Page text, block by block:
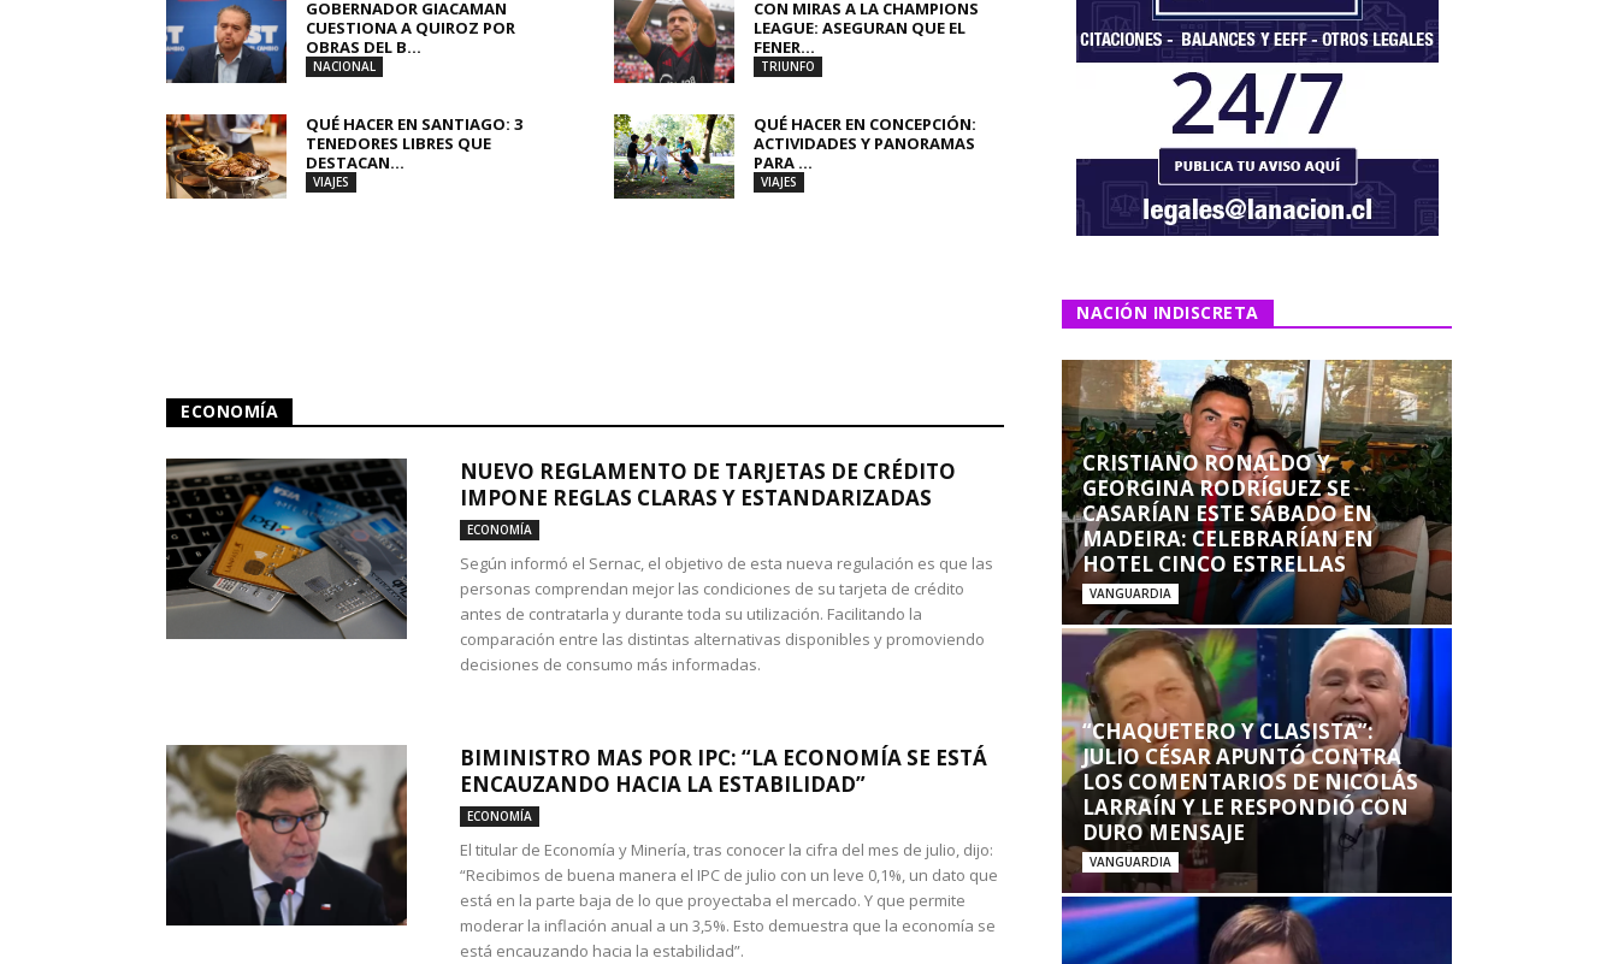
GOBERNADOR GIACAMAN
CUESTIONA A QUIROZ POR
OBRAS DEL B...
NACIONAL
CON MIRAS A LA CHAMPIONS
LEAGUE: ASEGURAN QUE EL
FENER...
TRIUNFO
QUÉ HACER EN SANTIAGO: 3
TENEDORES LIBRES QUE
DESTACAN...
VIAJES
QUÉ HACER EN CONCEPCIÓN:
ACTIVIDADES Y PANORAMAS
PARA ...
VIAJES
ECONOMÍA
NUEVO REGLAMENTO DE TARJETAS DE CRÉDITO
IMPONE REGLAS CLARAS Y ESTANDARIZADAS
ECONOMÍA
Según informó el Sernac, el objetivo de esta nueva regulación es que las
personas comprendan mejor las condiciones de su tarjeta de crédito
antes de contratarla y durante toda su utilización. Facilitando la
comparación entre las distintas alternativas disponibles y promoviendo
decisiones de consumo más informadas.
BIMINISTRO MAS POR IPC: “LA ECONOMÍA SE ESTÁ
ENCAUZANDO HACIA LA ESTABILIDAD”
ECONOMÍA
El titular de Economía y Minería, tras conocer la cifra del mes de julio, dijo:
“Recibimos de buena manera el IPC de julio con un leve 0,1%, un dato que
está en la parte baja de lo que proyectaba el mercado. Y que permite
moderar la inflación anual a un 3,5%. Esto demuestra que la economía se
está encauzando hacia la estabilidad”.
NACIÓN INDISCRETA
CRISTIANO RONALDO Y
GEORGINA RODRÍGUEZ SE
CASARÍAN ESTE SÁBADO EN
MADEIRA: CELEBRARÍAN EN
HOTEL CINCO ESTRELLAS
VANGUARDIA
“CHAQUETERO Y CLASISTA”:
JULIO CÉSAR APUNTÓ CONTRA
LOS COMENTARIOS DE NICOLÁS
LARRAÍN Y LE RESPONDIÓ CON
DURO MENSAJE
VANGUARDIA